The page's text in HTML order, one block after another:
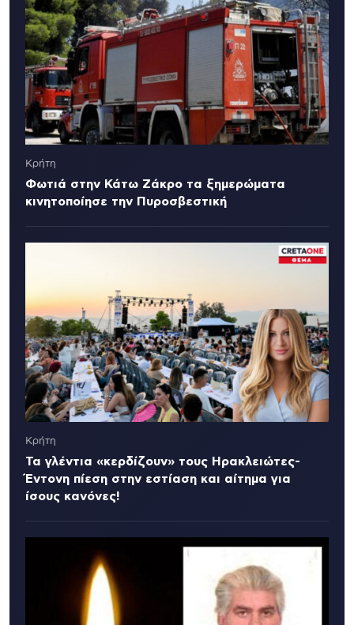
Κρήτη
Φωτιά στην Κάτω Ζάκρο τα ξημερώματα
κινητοποίησε την Πυροσβεστική
Κρήτη
Τα γλέντια «κερδίζουν» τους Ηρακλειώτες-
Έντονη πίεση στην εστίαση και αίτημα για
ίσους κανόνες!